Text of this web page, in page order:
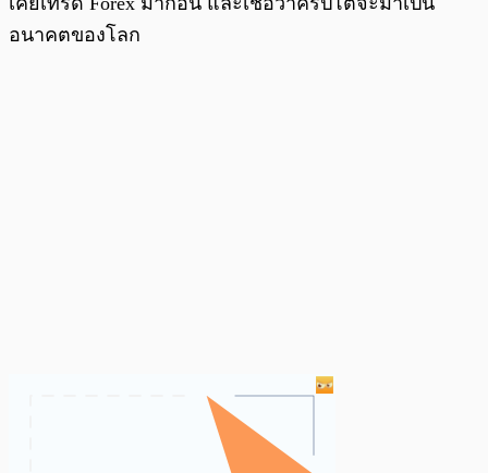
อนาคตของโลก